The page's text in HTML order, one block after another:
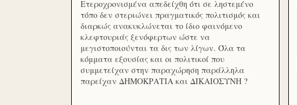
Ετεροχρονισμένα απεδείχθη ότι σε ληστεμένο
τόπο δεν στεριώνει πραγματικός πολιτισμός και
διαρκώς ανακυκλώνεται το ίδιο φαινόμενο
κλεφτουριάς ξενόφερτων ώστε να
μεγιστοποιούνται τα δις των λίγων. Όλα τα
κόμματα εξουσίας και οι πολιτικοί που
συμμετείχαν στην παραχώρηση παράλληλα
παρείχαν ΔΗΜΟΚΡΑΤΙΑ και ΔΙΚΑΙΟΣΥΝΗ ?